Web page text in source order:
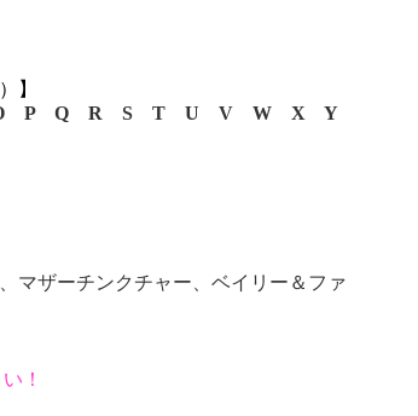
】
P Q R S T U V W X
Y
マザーチンクチャー、ベイリー＆ファ
！